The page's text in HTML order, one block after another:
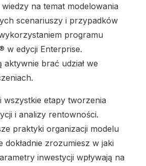
na temat modelowania
scenariuszy i przypadków
programu
w edycji Enterprise.
aktywnie brać udział we
wszystkie etapy tworzenia
i analizy rentowności.
praktyki organizacji modelu
dokładnie zrozumiesz w jaki
inwestycji wpływają na